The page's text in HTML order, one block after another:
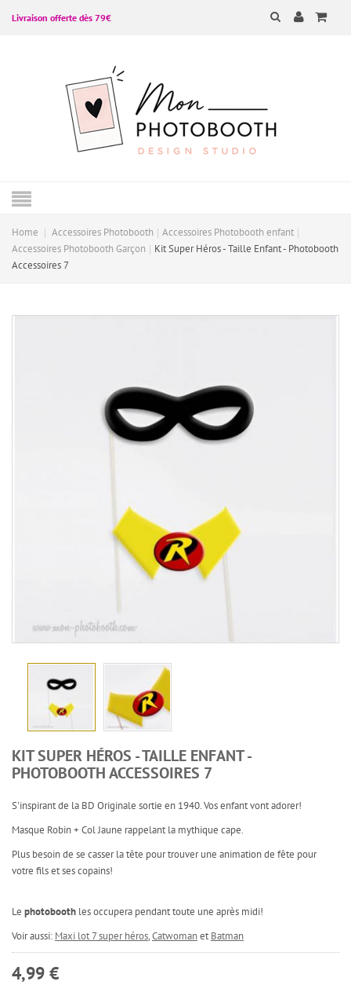
Livraison offerte dès 79€
Home Accessoires Photobooth
Accessoires Photobooth enfant
Accessoires Photobooth Garçon
Kit Super Héros - Taille Enfant - Photobooth
Accessoires 7
KIT SUPER HÉROS - TAILLE ENFANT -
PHOTOBOOTH ACCESSOIRES 7
S'inspirant de la BD Originale sortie en 1940. Vos enfant vont adorer!
Masque Robin + Col Jaune rappelant la mythique cape.
Plus besoin de se casser la tête pour trouver une animation de fête pour
votre fils et ses copains!
Le photobooth les occupera pendant toute une après midi!
Voir aussi: Maxi lot 7 super héros,CatwomanetBatman
4,99 €